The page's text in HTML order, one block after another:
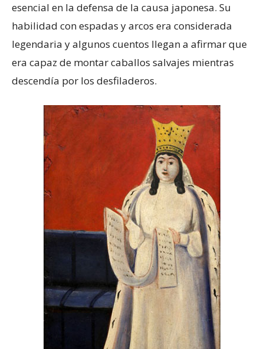
esencial en la defensa de la causa japonesa. Su
habilidad con espadas y arcos era considerada
legendaria y algunos cuentos llegan a afirmar que
era capaz de montar caballos salvajes mientras
descendía por los desfiladeros.